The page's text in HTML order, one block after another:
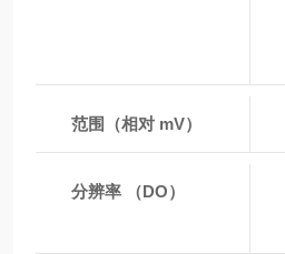
范围（相对 mV）
分辨率 （DO）